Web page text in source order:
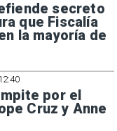
secreto
que Fiscalía
la mayoría de
por el
Cruz y Anne